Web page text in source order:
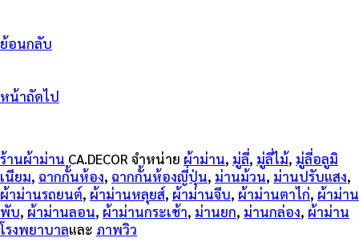
ย้อนกลับ
หน้าถัดไป
ร้านผ้าม่าน CA.DECOR จำหน่าย ผ้าม่าน, มู่ลี่, มู่ลี่ไม้, มู่ลี่อลูมิ
เนียม, ฉากกั้นห้อง, ฉากกั้นห้องญี่ปุ่น, ม่านม้วน, ม่านปรับแสง,
ผ้าม่านรถยนต์, ผ้าม่านหลุยส์, ผ้าม่านจีบ, ผ้าม่านตาไก่, ผ้าม่าน
พับ, ผ้าม่านลอน, ผ้าม่านกระเช้า, ม่านยก, ม่านกล่อง, ผ้าม่าน
โรงพยาบาลและ ภาพวิว